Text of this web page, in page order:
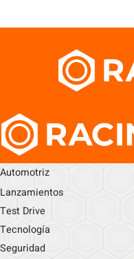
Automotriz
Lanzamientos
Test Drive
Tecnología
Seguridad